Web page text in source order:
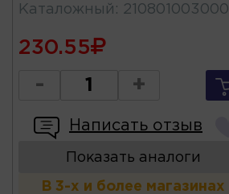
Каталожный : 210801003000
230.55
- +
Написать отзыв
Показать аналоги
В 3-х и более магазинах